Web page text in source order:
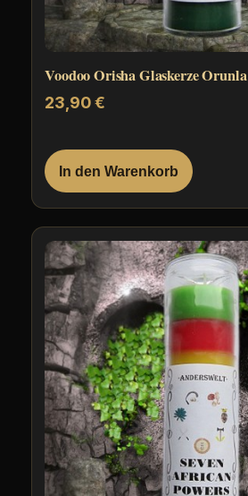
Voodoo Orisha Glaskerze Orunla
23,90€
In den Warenkorb